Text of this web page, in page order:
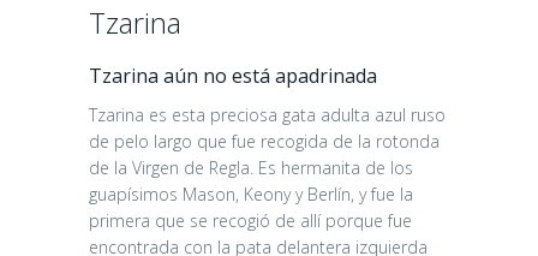
Tzarina
Tzarina aún no está apadrinada
Tzarina es esta preciosa gata adulta azul ruso
de pelo largo que fue recogida de la rotonda
de la Virgen de Regla. Es hermanita de los
guapísimos Mason, Keony y Berlín, y fue la
primera que se recogió de allí porque fue
encontrada con la pata delantera izquierda